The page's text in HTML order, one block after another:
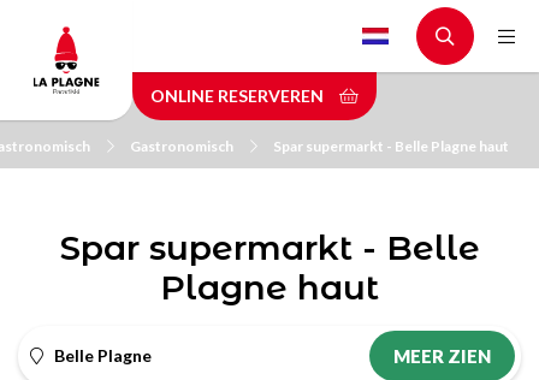
main
content
ONLINE RESERVEREN
Gastronomisch Spar supermarkt - Belle Plagne haut
Spar supermarkt - Belle
Plagne haut
Belle Plagne MEER ZIEN